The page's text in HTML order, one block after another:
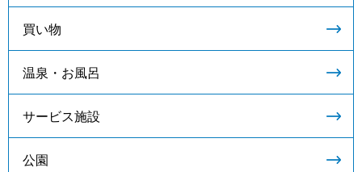
買い物
温泉・お風呂
サービス施設
公園